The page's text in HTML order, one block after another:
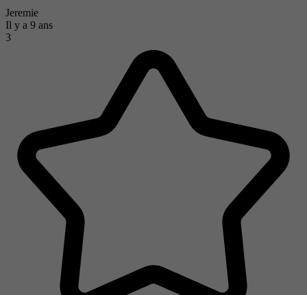
Jeremie
Il y a 9 ans
3